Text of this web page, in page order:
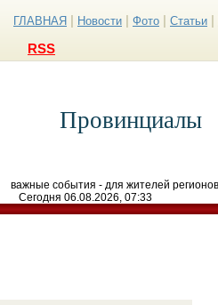
ГЛАВНАЯ Новости Фото Статьи
RSS
Провинциалы
важные события - для жителей регионов
Сегодня 06.08.2026, 07:33